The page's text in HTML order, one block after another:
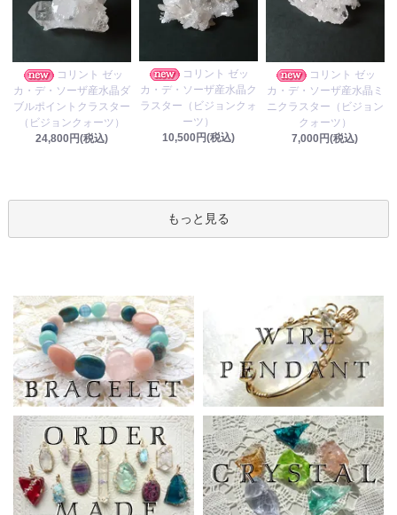
コリント ゼッ
カ・デ・ソーザ産水晶ダ
ブルポイントクラスター
（ビジョンクォーツ）
24,800円(税込)
コリント ゼッ
カ・デ・ソーザ産水晶ク
ラスター（ビジョンクォ
ーツ）
10,500円(税込)
コリント ゼッ
カ・デ・ソーザ産水晶ミ
ニクラスター（ビジョン
クォーツ）
7,000円(税込)
もっと見る